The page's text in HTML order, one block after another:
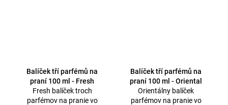
Balíček tří parfémů na
praní 100 ml - Fresh
Fresh balíček troch
parfémov na pranie vo
Balíček tří parfémů na
praní 100 ml - Oriental
Orientálny balíček
parfémov na pranie vo